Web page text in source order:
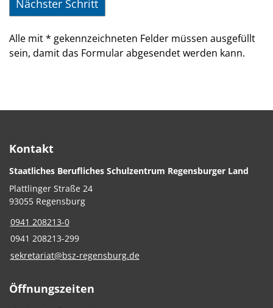
Alle mit* gekennzeichneten Felder müssen ausgefüllt
sein, damit das Formular abgesendet werden kann.
Kontakt
Staatliches Berufliches Schulzentrum Regensburger Land
Plattlinger Straße 24
93055 Regensburg
0941 208213-0
0941 208213-299
sekretariat@bsz-regensburg.de
Öffnungszeiten